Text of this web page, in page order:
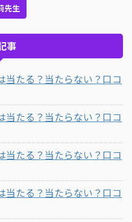
先生
事
当たる？当たらない？口コ
当たる？当たらない？口コ
当たる？当たらない？口コ
当たる？当たらない？口コ